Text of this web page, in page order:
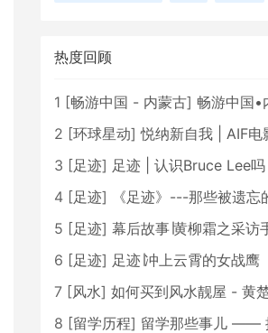
热度回顾
1 [畅游中国 - 内蒙古] 畅游中国•内蒙古
2 [环球星动] 悦纳新自我 | AIF电
3 [足迹] 足迹 | 认识Bruce Lee吗
4 [足迹]
《足迹》---那些被遗忘
5 [足迹] 幕后故事∣黄柳霜之采访
6 [足迹] 足迹∣冲上云霄的女战鹰
7 [风水] 如何买到风水靓屋 - 黄
8 [留学历程] 留学那些事儿 —— 探秘加州理工学院